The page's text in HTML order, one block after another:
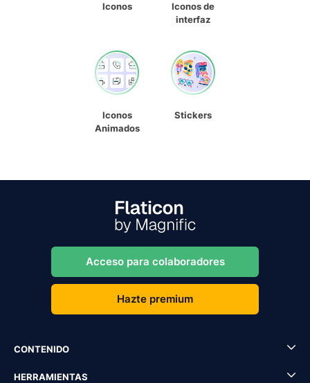
Iconos
Iconos de
interfaz
Iconos
Animados
Stickers
Acceso para colaboradores
Hazte premium
CONTENIDO
HERRAMIENTAS